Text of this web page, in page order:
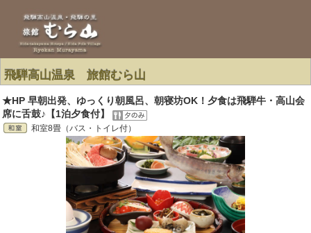
飛騨高山温泉 旅館むら山
★HP 早朝出発、ゆっくり朝風呂、朝寝坊OK！夕食は飛騨牛・高山会
席に舌鼓♪【1泊夕食付】
和室8畳（バス・トイレ付）